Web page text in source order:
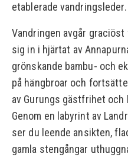
etablerade vandringsleder.
Vandringen avgår
sig in i hjärtat av
grönskande bambu- och
på hängbroar och
av Gurungs gästfrihet och
Genom en labyrint av
ser du leende ansikten,
gamla stengångar